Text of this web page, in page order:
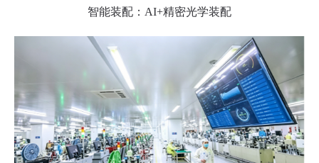
智能装配：AI+精密光学装配